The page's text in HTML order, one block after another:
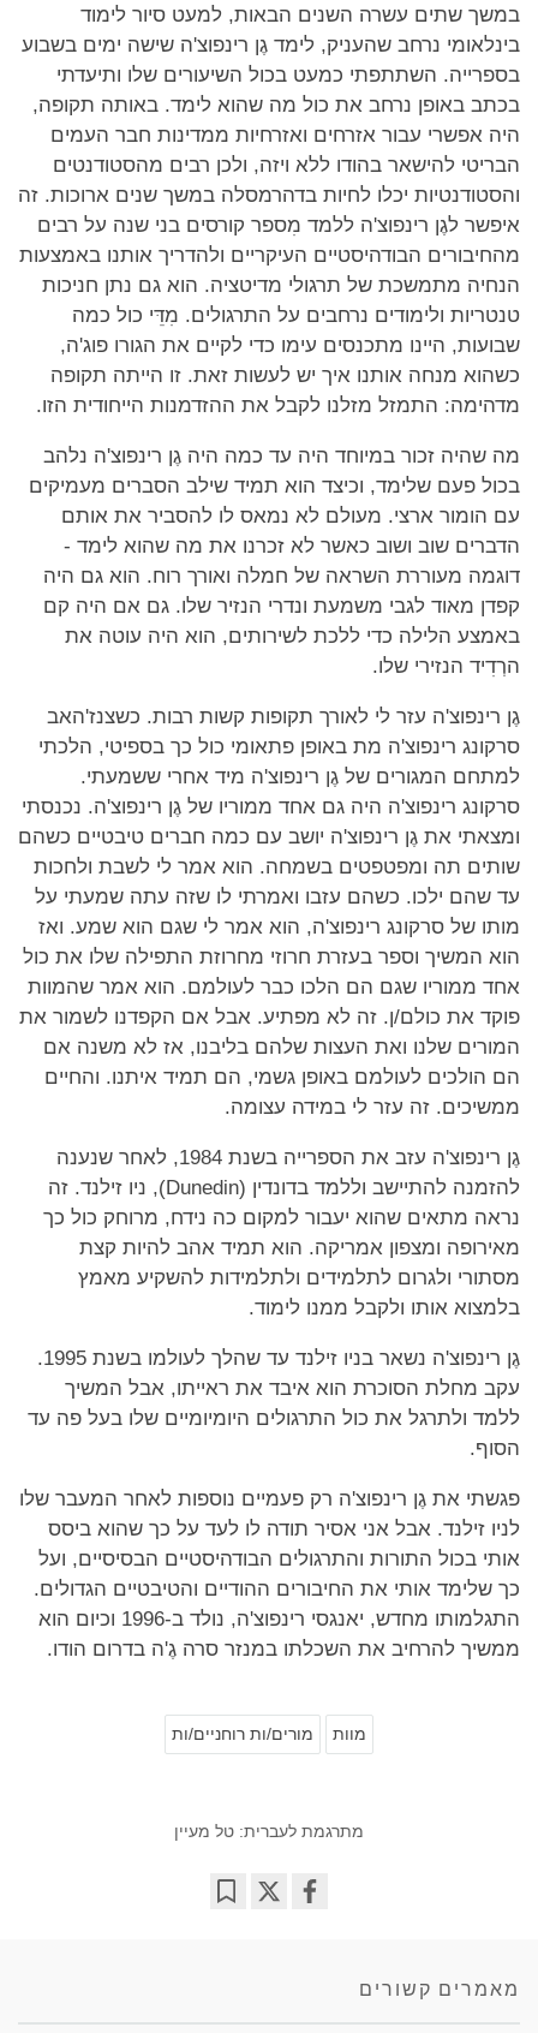
במשך שתים עשרה השנים הבאות, למעט סיור לימוד
בינלאומי נרחב שהעניק, לימד גֶן רינפוצ'ה שישה ימים בשבוע
בספרייה. השתתפתי כמעט בכול השיעורים שלו ותיעדתי
בכתב באופן נרחב את כול מה שהוא לימד. באותה תקופה,
היה אפשרי עבור אזרחים ואזרחיות ממדינות חבר העמים
הבריטי להישאר בהודו ללא ויזה, ולכן רבים מהסטודנטים
והסטודנטיות יכלו לחיות בדהרמסלה במשך שנים ארוכות. זה
איפשר לגֶן רינפוצ'ה ללמד מִספר קורסים בני שנה על רבים
מהחיבורים הבודהיסטיים העיקריים ולהדריך אותנו באמצעות
הנחיה מתמשכת של תרגולי מדיטציה. הוא גם נתן חניכות
טנטריות ולימודים נרחבים על התרגולים. מִדֵּי כול כמה
שבועות, היינו מתכנסים עימו כדי לקיים את הגורו פוג'ה,
כשהוא מנחה אותנו איך יש לעשות זאת. זו הייתה תקופה
מדהימה: התמזל מזלנו לקבל את ההזדמנות הייחודית הזו.
מה שהיה זכור במיוחד היה עד כמה היה גֶן רינפוצ'ה נלהב
בכול פעם שלימד, וכיצד הוא תמיד שילב הסברים מעמיקים
עם הומור ארצי. מעולם לא נמאס לו להסביר את אותם
הדברים שוב ושוב כאשר לא זכרנו את מה שהוא לימד -
דוגמה מעוררת השראה של חמלה ואורך רוח. הוא גם היה
קפדן מאוד לגבי משמעת ונדרי הנזיר שלו. גם אם היה קם
באמצע הלילה כדי ללכת לשירותים, הוא היה עוטה את
הרְדִיד הנזירי שלו.
גֶן רינפוצ'ה עזר לי לאורך תקופות קשות רבות. כשצנז'האב
סרקונג רינפוצ'ה מת באופן פתאומי כול כך בספיטי, הלכתי
למתחם המגורים של גֶן רינפוצ'ה מיד אחרי ששמעתי.
סרקונג רינפוצ'ה היה גם אחד ממוריו של גֶן רינפוצ'ה. נכנסתי
ומצאתי את גֶן רינפוצ'ה יושב עם כמה חברים טיבטיים כשהם
שותים תה ומפטפטים בשמחה. הוא אמר לי לשבת ולחכות
עד שהם ילכו. כשהם עזבו ואמרתי לו שזה עתה שמעתי על
מותו של סרקונג רינפוצ'ה, הוא אמר לי שגם הוא שמע. ואז
הוא המשיך וספר בעזרת חרוזי מחרוזת התפילה שלו את כול
אחד ממוריו שגם הם הלכו כבר לעולמם. הוא אמר שהמוות
פוקד את כולם/ן. זה לא מפתיע. אבל אם הקפדנו לשמור את
המורים שלנו ואת העצות שלהם בליבנו, אז לא משנה אם
הם הולכים לעולמם באופן גשמי, הם תמיד איתנו. והחיים
ממשיכים. זה עזר לי במידה עצומה.
גֶן רינפוצ'ה עזב את הספרייה בשנת 1984, לאחר שנענה
להזמנה להתיישב וללמד בדונדין (Dunedin), ניו זילנד. זה
נראה מתאים שהוא יעבור למקום כה נידח, מרוחק כול כך
מאירופה ומצפון אמריקה. הוא תמיד אהב להיות קצת
מסתורי ולגרום לתלמידים ולתלמידות להשקיע מאמץ
בלמצוא אותו ולקבל ממנו לימוד.
גֶן רינפוצ'ה נשאר בניו זילנד עד שהלך לעולמו בשנת 1995.
עקב מחלת הסוכרת הוא איבד את ראייתו, אבל המשיך
ללמד ולתרגל את כול התרגולים היומיומיים שלו בעל פה עד
הסוף.
פגשתי את גֶן רינפוצ'ה רק פעמיים נוספות לאחר המעבר שלו
לניו זילנד. אבל אני אסיר תודה לו לעד על כך שהוא ביסס
אותי בכול התורות והתרגולים הבודהיסטיים הבסיסיים, ועל
כך שלימד אותי את החיבורים ההודיים והטיבטיים הגדולים.
התגלמותו מחדש, יאנגסי רינפוצ'ה, נולד ב-1996 וכיום הוא
ממשיך להרחיב את השכלתו במנזר סרה גֶ'ה בדרום הודו.
מוות מורים/ות רוחניים/ות
מתרגמת לעברית: טל מעיין
מאמרים קשורים